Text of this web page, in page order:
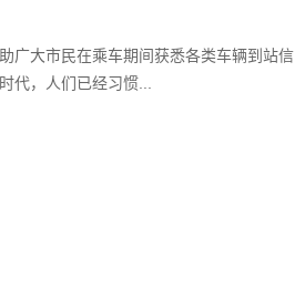
广大市民在乘车期间获悉各类车辆到站信
代，人们已经习惯...